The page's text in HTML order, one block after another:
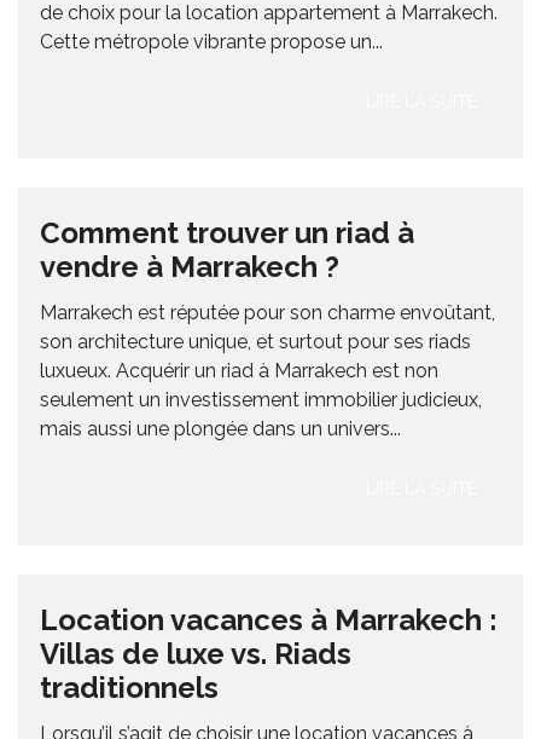
de choix pour la location appartement à Marrakech.
Cette métropole vibrante propose un...
Comment trouver un riad à
vendre à Marrakech ?
Marrakech est réputée pour son charme envoûtant,
son architecture unique, et surtout pour ses riads
luxueux. Acquérir un riad à Marrakech est non
seulement un investissement immobilier judicieux,
mais aussi une plongée dans un univers...
Location vacances à Marrakech :
Villas de luxe vs. Riads
traditionnels
Lorsqu’il s’agit de choisir une location vacances à